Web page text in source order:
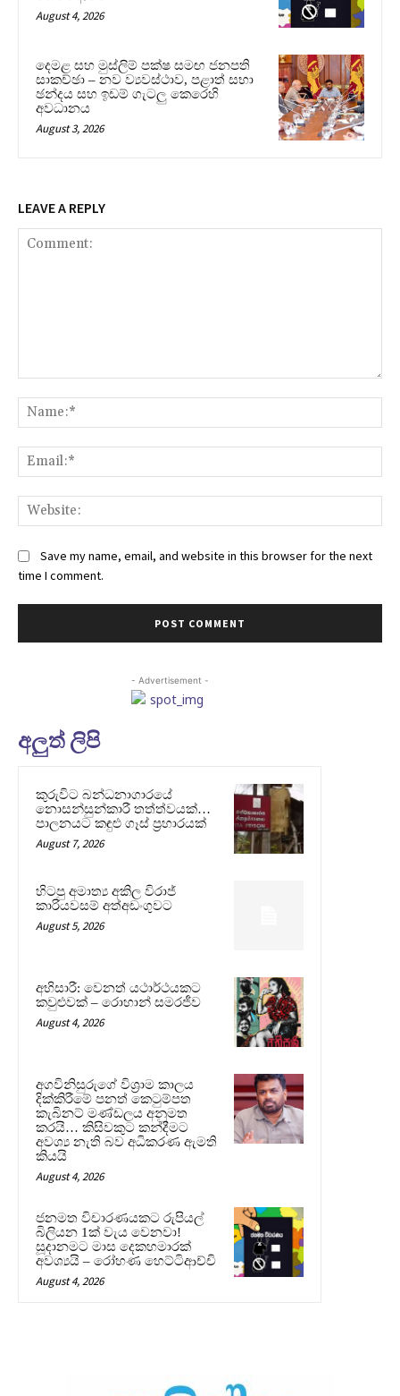
August 4, 2026
දෙමළ සහ මුස්ලිම් පක්ෂ සමඟ ජනපති
සාකච්ඡා – නව ව්‍යවස්ථාව, පළාත් සභා
ඡන්දය සහ ඉඩම් ගැටලු කෙරෙහි
අවධානය
August 3, 2026
LEAVE A REPLY
Save my name, email, and website in this browser for the next
time I comment.
- Advertisement -
අලුත් ලිපි
කුරුවිට බන්ධනාගාරයේ
නොසන්සුන්කාරී තත්ත්වයක්…
පාලනයට කඳුළු ගෑස් ප්‍රහාරයක්
August 7, 2026
හිටපු අමාත්‍ය අකිල විරාජ්
කාරියවසම් අත්අඩංගුවට
August 5, 2026
අභිසාරී: වෙනත් යථාර්ථයකට
කවුළුවක් – රොහාන් සමරජීව
August 4, 2026
අගවිනිසුරුගේ විශ්‍රාම කාලය
දික්කිරීමේ පනත් කෙටුම්පත
කැබිනට් මණ්ඩලය අනුමත
කරයි… කිසිවකුට කන්දීමට
අවශ්‍ය නැති බව අධිකරණ ඇමති
කියයි
August 4, 2026
ජනමත විචාරණයකට රුපියල්
බිලියන 1ක් වැය වෙනවා!
සූදානමට මාස දෙකහමාරක්
අවශ්‍යයි – රෝහණ හෙට්ටිආච්චි
August 4, 2026